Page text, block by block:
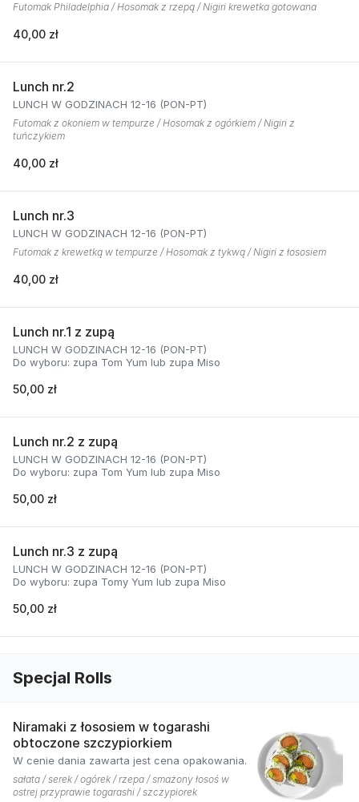
Futomak Philadelphia / Hosomak z rzepą / Nigiri krewetka gotowana
40,00 zł
Lunch nr.2
LUNCH W GODZINACH 12-16 (PON-PT)
Futomak z okoniem w tempurze / Hosomak z ogórkiem / Nigiri z
tuńczykiem
40,00 zł
Lunch nr.3
LUNCH W GODZINACH 12-16 (PON-PT)
Futomak z krewetką w tempurze / Hosomak z tykwą / Nigiri z łososiem
40,00 zł
Lunch nr.1 z zupą
LUNCH W GODZINACH 12-16 (PON-PT)
Do wyboru: zupa Tom Yum lub zupa Miso
50,00 zł
Lunch nr.2 z zupą
LUNCH W GODZINACH 12-16 (PON-PT)
Do wyboru: zupa Tom Yum lub zupa Miso
50,00 zł
Lunch nr.3 z zupą
LUNCH W GODZINACH 12-16 (PON-PT)
Do wyboru: zupa Tomy Yum lub zupa Miso
50,00 zł
Specjal Rolls
Niramaki z łososiem w togarashi
obtoczone szczypiorkiem
W cenie dania zawarta jest cena opakowania.
sałata / serek / ogórek / rzepa / smażony łosoś w
ostrej przyprawie togarashi / szczypiorek